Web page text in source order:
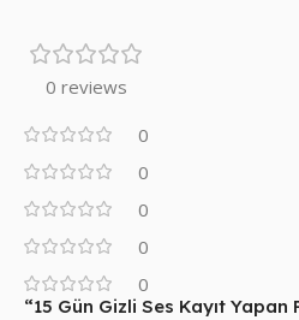
0 reviews
0
0
0
0
0
“15 Gün Gizli Ses Kayıt